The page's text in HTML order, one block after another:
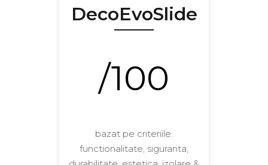
DecoEvoSlide
/100
bazat pe criteriile:
functionalitate, siguranta,